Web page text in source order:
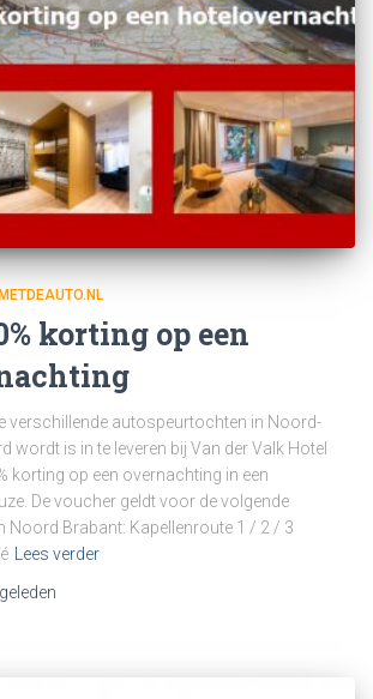
korting op een
verschillende autospeurtochten in Noord-
wordt is in te leveren bij Van der Valk Hotel
korting op een overnachting in een
De voucher geldt voor de volgende
Noord Brabant: Kapellenroute 1 / 2 / 3
Lees verder
geleden